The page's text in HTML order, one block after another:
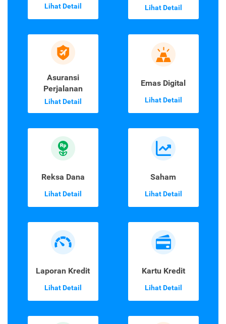
Lihat Detail Lihat Detail
Asuransi
Perjalanan
Lihat Detail
Emas Digital
Lihat Detail
Reksa Dana
Lihat Detail
Saham
Lihat Detail
Laporan Kredit
Lihat Detail
Kartu Kredit
Lihat Detail